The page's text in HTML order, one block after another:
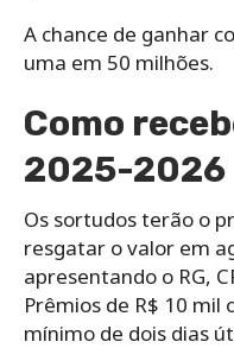
A chance de ganhar
uma em 50 milhões.
Como
2025-2026
Os sortudos terão o
resgatar o valor em
apresentando o RG,
Prêmios de R$ 10 mil
mínimo de dois dias